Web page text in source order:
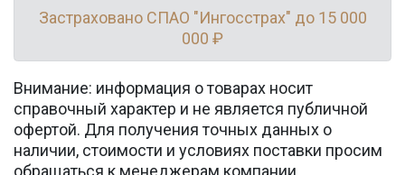
Застраховано СПАО "Ингосстрах" до 15 000
000 ₽
Внимание: информация о товарах носит
справочный характер и не является публичной
офертой. Для получения точных данных о
наличии, стоимости и условиях поставки просим